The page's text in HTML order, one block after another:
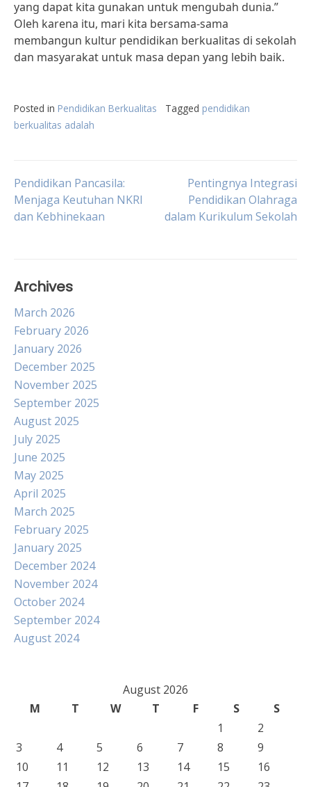
yang dapat kita gunakan untuk mengubah dunia.”
Oleh karena itu, mari kita bersama-sama
membangun kultur pendidikan berkualitas di sekolah
dan masyarakat untuk masa depan yang lebih baik.
Posted in Pendidikan Berkualitas Tagged pendidikan
berkualitas adalah
Post
navigation
Pendidikan Pancasila:
Menjaga Keutuhan NKRI
dan Kebhinekaan
Pentingnya Integrasi
Pendidikan Olahraga
dalam Kurikulum Sekolah
Archives
March 2026
February 2026
January 2026
December 2025
November 2025
September 2025
August 2025
July 2025
June 2025
May 2025
April 2025
March 2025
February 2025
January 2025
December 2024
November 2024
October 2024
September 2024
August 2024
August 2026
M
T W T F S
S
1
2
3
4 5 6 7 8
9
10
11 12 13 14 15
16